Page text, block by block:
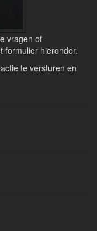
vragen of
formulier hieronder.
te versturen en